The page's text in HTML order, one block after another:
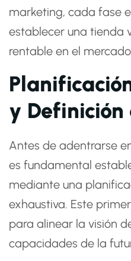
marketing, cada fase
establecer una tienda
rentable en el
y Definición
Antes de adentrarse
es fundamental
mediante una
exhaustiva. Este
para alinear la visión
capacidades de la